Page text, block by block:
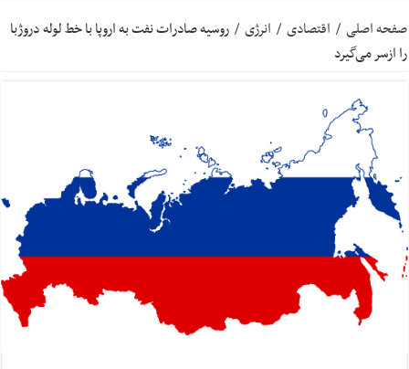
صفحه اصلی / اقتصادی / انرژی / روسیه صادرات نفت به اروپا با خط لوله دروژبا
را ازسر می‌گیرد